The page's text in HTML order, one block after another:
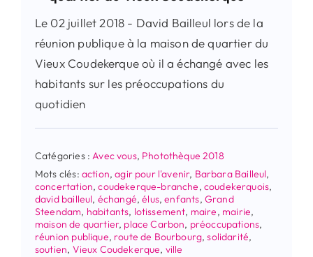
Le 02 juillet 2018 - David Bailleul lors de la
réunion publique à la maison de quartier du
Vieux Coudekerque où il a échangé avec les
habitants sur les préoccupations du
quotidien
Catégories :Avec vous, Photothèque 2018
Mots clés: action,agir pour l'avenir, Barbara Bailleul,
concertation,coudekerque-branche, coudekerquois,
david bailleul, échangé,élus,enfants, Grand
Steendam, habitants, lotissement, maire, mairie,
maison de quartier, place Carbon, préoccupations,
réunion publique, route de Bourbourg,solidarité,
soutien, Vieux Coudekerque, ville